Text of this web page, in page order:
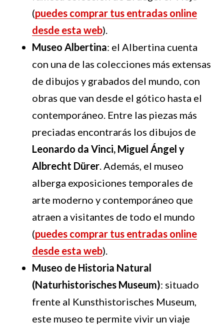
(puedes comprar tus entradas online
desde esta web).
Museo Albertina: el Albertina cuenta
con una de las colecciones más extensas
de dibujos y grabados del mundo, con
obras que van desde el gótico hasta el
contemporáneo. Entre las piezas más
preciadas encontrarás los dibujos de
Leonardo da Vinci, Miguel Ángel y
Albrecht Dürer. Además, el museo
alberga exposiciones temporales de
arte moderno y contemporáneo que
atraen a visitantes de todo el mundo
(puedes comprar tus entradas online
desde esta web).
Museo de Historia Natural
(Naturhistorisches Museum): situado
frente al Kunsthistorisches Museum,
este museo te permite vivir un viaje